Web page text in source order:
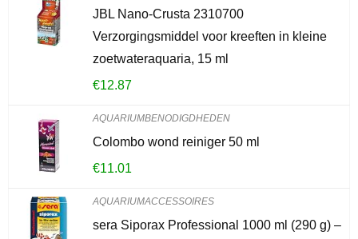
JBL Nano-Crusta 2310700
Verzorgingsmiddel voor kreeften in kleine
zoetwateraquaria, 15 ml
€12.87
AQUARIUMBENODIGDHEDEN
Colombo wond reiniger 50 ml
€11.01
AQUARIUMACCESSOIRES
sera Siporax Professional 1000 ml (290 g) –